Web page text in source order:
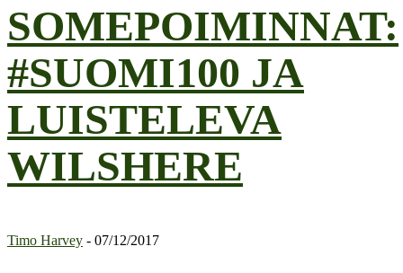
SOMEPOIMINNAT:
#SUOMI100 JA
LUISTELEVA
WILSHERE
Timo Harvey - 07/12/2017